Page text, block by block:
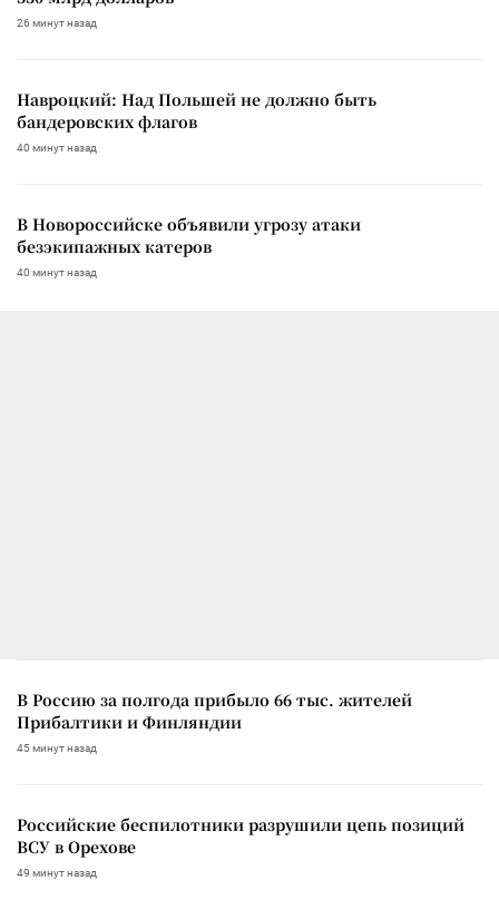
26 минут назад
Навроцкий: Над Польшей не должно быть
бандеровских флагов
40 минут назад
В Новороссийске объявили угрозу атаки
безэкипажных катеров
40 минут назад
В Россию за полгода прибыло 66 тыс. жителей
Прибалтики и Финляндии
45 минут назад
Российские беспилотники разрушили цепь позиций
ВСУ в Орехове
49 минут назад